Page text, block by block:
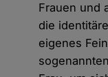
Frauen und
die
eigenes